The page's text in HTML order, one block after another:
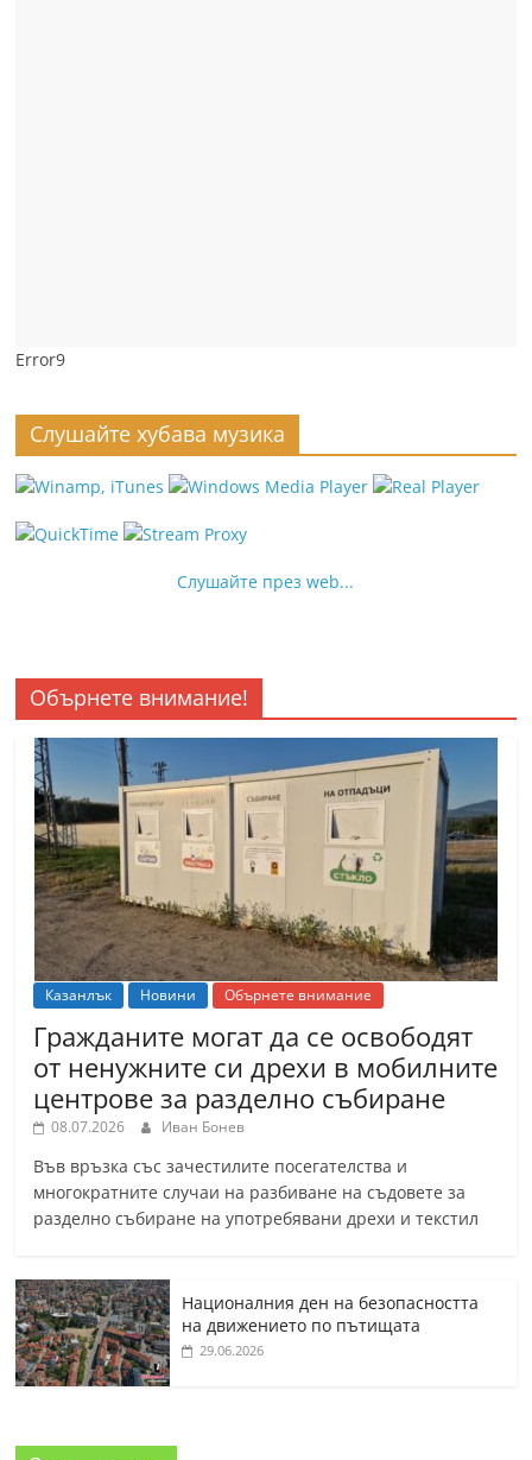
Error9
Слушайте хубава музика
Слушайте през web...
Обърнете внимание!
Казанлък Новини Обърнете внимание
Гражданите могат да се освободят
от ненужните си дрехи в мобилните
центрове за разделно събиране
08.07.2026 Иван Бонев
Във връзка със зачестилите посегателства и
многократните случаи на разбиване на съдовете за
разделно събиране на употребявани дрехи и текстил
Националния ден на безопасността
на движението по пътищата
29.06.2026